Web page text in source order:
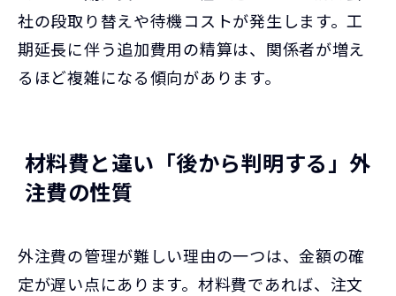
社の段取り替えや待機コストが発生します。工
期延長に伴う追加費用の精算は、関係者が増え
るほど複雑になる傾向があります。
材料費と違い「後から判明する」外
注費の性質
外注費の管理が難しい理由の一つは、金額の確
定が遅い点にあります。材料費であれば、注文